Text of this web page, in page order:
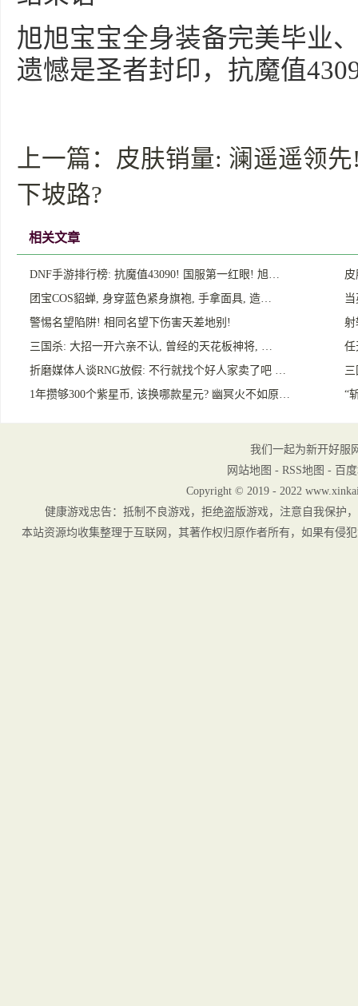
旭旭宝宝全身装备完美毕业
遗憾是圣者封印，抗魔值
上一篇： 皮肤销量: 澜遥遥领
下坡路?
相关文章
DNF手游排行榜: 抗魔值43090! 国服第一红眼! 旭…
团宝COS貂蝉, 身穿蓝色紧身旗袍, 手拿面具, 造…
警惕名望陷阱! 相同名望下伤害天差地别!
射
三国杀: 大招一开六亲不认, 曾经的天花板神将, …
任
折磨媒体人谈RNG放假: 不行就找个好人家卖了吧 …
1年攒够300个紫星币, 该换哪款星元? 幽冥火不如原…
“
我们一起为新开好服
网站地图 - RSS地图 - 百
Copyright © 2019 - 2022
健康游戏忠告：抵制不良游戏，拒绝盗版游戏，注意自我保护
本站资源均收集整理于互联网，其著作权归原作者所有，如果有侵